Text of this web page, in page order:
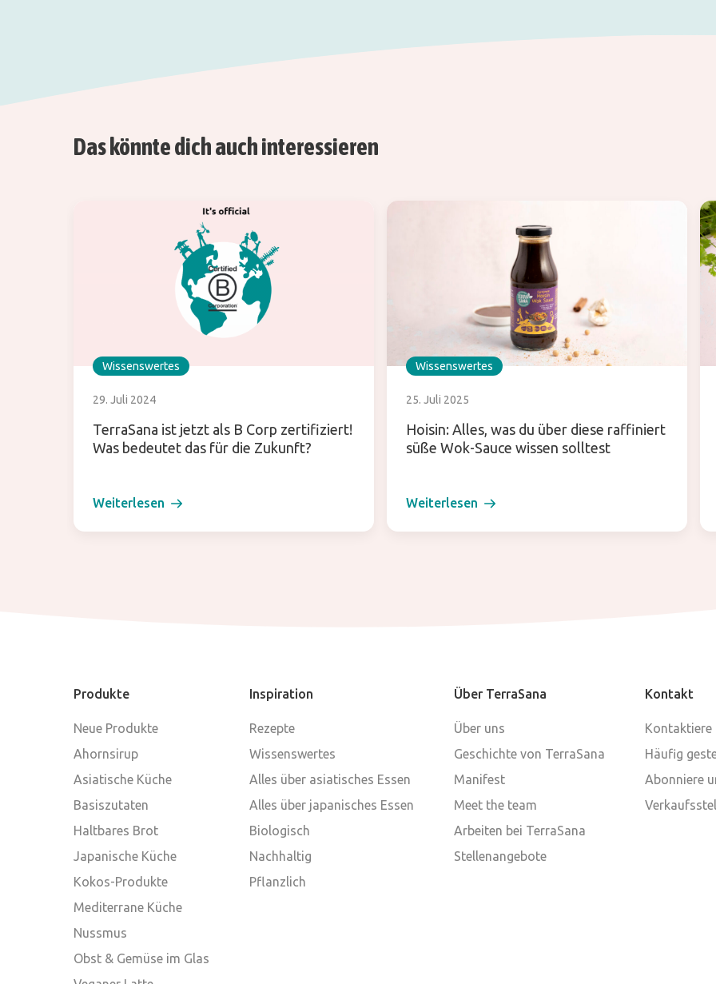
Das könnte dich auch interessieren
Wissenswertes
29. Juli 2024
TerraSana ist jetzt als B Corp zertifiziert!
Was bedeutet das für die Zukunft?
Weiterlesen
Wissenswertes
25. Juli 2025
Hoisin: Alles, was du über diese raffiniert
süße Wok-Sauce wissen solltest
Weiterlesen
Produkte
Neue Produkte
Ahornsirup
Asiatische Küche
Basiszutaten
Haltbares Brot
Japanische Küche
Kokos-Produkte
Mediterrane Küche
Nussmus
Obst & Gemüse im Glas
Inspiration
Rezepte
Wissenswertes
Alles über asiatisches Essen
Alles über japanisches Essen
Biologisch
Nachhaltig
Pflanzlich
Über TerraSana
Über uns
Geschichte von TerraSana
Manifest
Meet the team
Arbeiten bei TerraSana
Stellenangebote
Kontakt
Kontaktiere
Häufig
Abonniere